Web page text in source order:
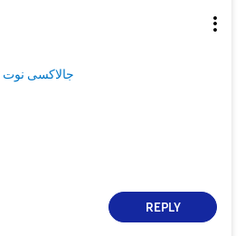
جالاكسى نوت
REPLY